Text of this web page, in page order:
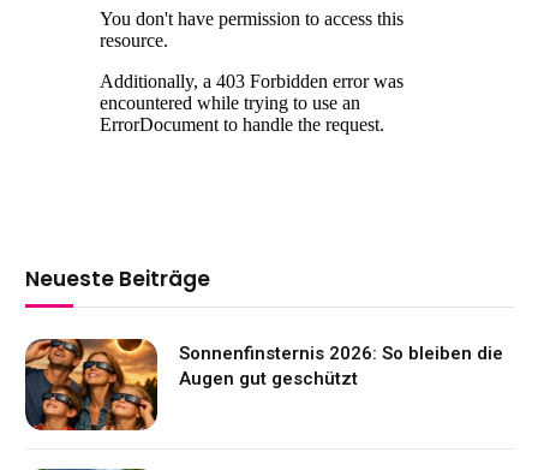
Neueste Beiträge
Sonnenfinsternis 2026: So bleiben die
Augen gut geschützt